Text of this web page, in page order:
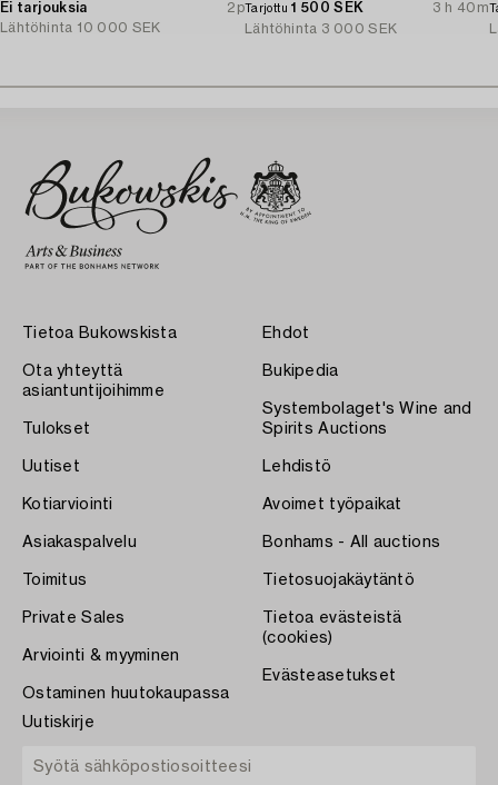
Ei tarjouksia
2p
Lähtöhinta 10 000 SEK
Tarjottu1 500 SEK
3 h 40m
Lähtöhinta 3 000 SEK
Tietoa Bukowskista
Ota yhteyttä
asiantuntijoihimme
Tulokset
Uutiset
Kotiarviointi
Asiakaspalvelu
Toimitus
Private Sales
Arviointi & myyminen
Ostaminen huutokaupassa
Ehdot
Bukipedia
Systembolaget's Wine and
Spirits Auctions
Lehdistö
Avoimet työpaikat
Bonhams - All auctions
Tietosuojakäytäntö
Tietoa evästeistä
(cookies)
Evästeasetukset
Uutiskirje